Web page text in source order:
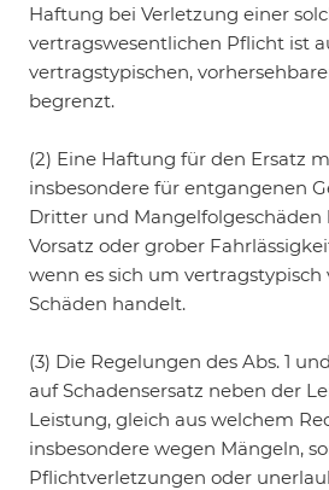
Haftung bei Verletzung einer
vertragswesentlichen Pflicht ist
vertragstypischen,
begrenzt.
(2) Eine Haftung für den Ersatz
insbesondere für entgangenen
Dritter und Mangelfolgeschäden
Vorsatz oder grober
wenn es sich um vertragstypisch
Schäden handelt.
(3) Die Regelungen des Abs. 1
auf Schadensersatz neben der
Leistung, gleich aus welchem
insbesondere wegen Mängeln,
Pflichtverletzungen oder